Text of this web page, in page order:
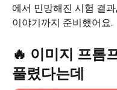
에서 민망해진 시험 결
이야기까지 준비했어요.
🔥 이미지 프롬
풀렸다는데